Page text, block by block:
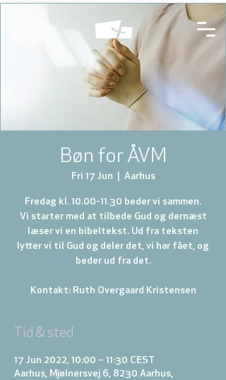
Bøn for ÅVM
Fri 17 Jun Aarhus
Fredag kl. 10.00-11.30 beder vi sammen.
Vi starter med at tilbede Gud og dernæst
læser vi en bibeltekst. Ud fra teksten
lytter vi til Gud og deler det, vi har fået, og
beder ud fra det.
Kontakt: Ruth Overgaard Kristensen
Tid & sted
17 Jun 2022, 10:00 – 11:30 CEST
Aarhus, Mjølnersvej 6, 8230 Aarhus,